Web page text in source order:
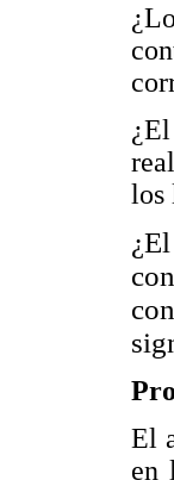
los
El
en